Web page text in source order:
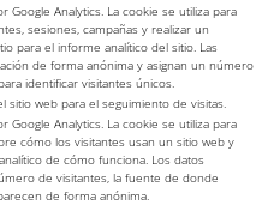
Google Analytics. La cookie se utiliza para
sesiones, campañas y realizar un
para el informe analítico del sitio. Las
de forma anónima y asignan un número
identificar visitantes únicos.
sitio web para el seguimiento de visitas.
Google Analytics. La cookie se utiliza para
cómo los visitantes usan un sitio web y
de cómo funciona. Los datos
de visitantes, la fuente de donde
de forma anónima.